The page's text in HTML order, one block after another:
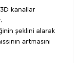
kanallar
şeklini alarak
artmasını